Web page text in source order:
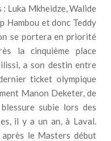
Luka Mkheidze, Walide
Hambou et donc Teddy
se portera en priorité
la cinquième place
a son destin entre
ticket olympique
Manon Deketer, de
subie lors des
il y a un an, à Laval.
le Masters début